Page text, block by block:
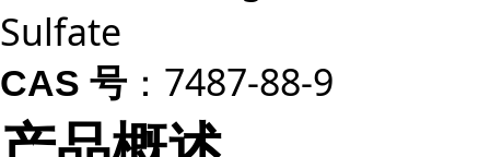
Sulfate
CAS 号 ：7487-88-9